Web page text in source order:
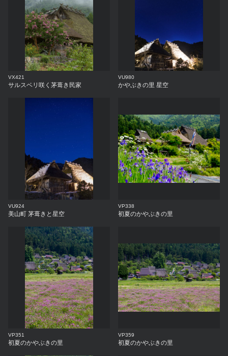
VX421
サルスベリ咲く茅葺き民家
VU980
かやぶきの里 星空
VU924
美山町 茅葺きと星空
VP338
初夏のかやぶきの里
VP351
初夏のかやぶきの里
VP359
初夏のかやぶきの里